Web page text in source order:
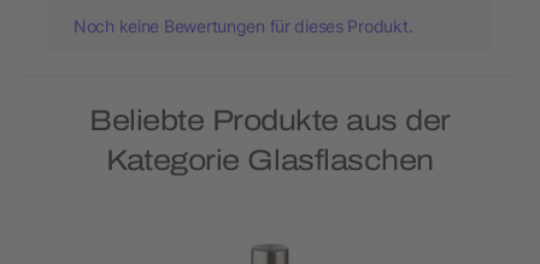
Noch keine Bewertungen für dieses Produkt.
Beliebte Produkte aus der
Kategorie Glasflaschen